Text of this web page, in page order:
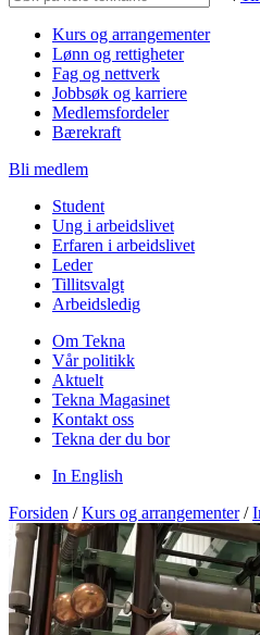
Kurs og arrangementer
Lønn og rettigheter
Fag og nettverk
Jobbsøk og karriere
Medlemsfordeler
Bærekraft
Bli medlem
Student
Ung i arbeidslivet
Erfaren i arbeidslivet
Leder
Tillitsvalgt
Arbeidsledig
Om Tekna
Vår politikk
Aktuelt
Tekna Magasinet
Kontakt oss
Tekna der du bor
In English
Forsiden / Kurs og arrangementer /